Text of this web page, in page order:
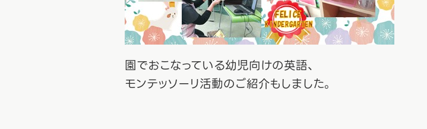
園でおこなっている幼児向けの英語、
モンテッソーリ活動のご紹介もしました。